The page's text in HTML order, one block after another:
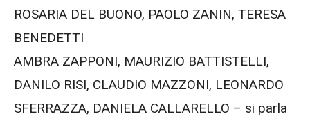
ROSARIA DEL BUONO, PAOLO ZANIN, TERESA
BENEDETTI
AMBRA ZAPPONI, MAURIZIO BATTISTELLI,
DANILO RISI, CLAUDIO MAZZONI, LEONARDO
SFERRAZZA, DANIELA CALLARELLO – si parla